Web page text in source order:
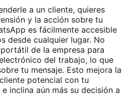
a un cliente, quieres
y la acción sobre tu
es fácilmente accesible
desde cualquier lugar. No
de la empresa para
del trabajo, lo que
tu mensaje. Esto mejora la
potencial con tu
inclina aún más su decisión a